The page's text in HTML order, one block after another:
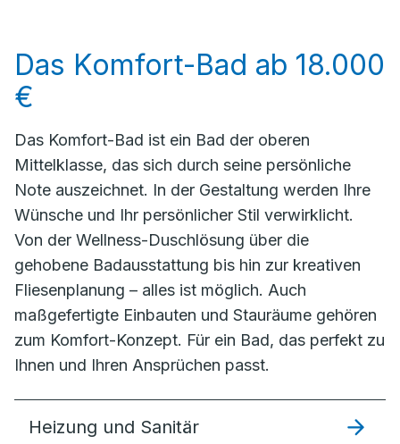
Das Komfort-Bad ab 18.000
€
Das Komfort-Bad ist ein Bad der oberen
Mittelklasse, das sich durch seine persönliche
Note auszeichnet. In der Gestaltung werden Ihre
Wünsche und Ihr persönlicher Stil verwirklicht.
Von der Wellness-Duschlösung über die
gehobene Badausstattung bis hin zur kreativen
Fliesenplanung – alles ist möglich. Auch
maßgefertigte Einbauten und Stauräume gehören
zum Komfort-Konzept. Für ein Bad, das perfekt zu
Ihnen und Ihren Ansprüchen passt.
Heizung und Sanitär